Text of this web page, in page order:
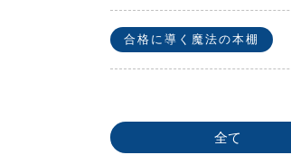
合格に導く魔法の本棚
全て